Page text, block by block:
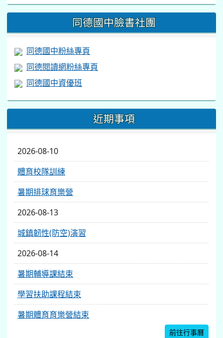
https://www.facebook.com/share/v/1BsLSkstia/
同德國中臉書社團
同德國中粉絲專頁
同德閱讀網粉絲專頁
同德國中資優班
近期事項
2026-08-10
體育校隊訓練
暑期排球育樂營
2026-08-13
城鎮韌性(防空)演習
2026-08-14
暑期輔導課結束
學習扶助課程結束
暑期體育育樂營結束
前往行事曆